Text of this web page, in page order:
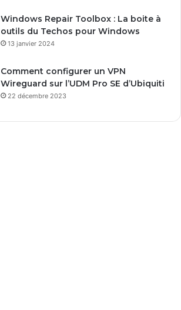
Windows Repair Toolbox : La boite à
outils du Techos pour Windows
13 janvier 2024
Comment configurer un VPN
Wireguard sur l’UDM Pro SE d’Ubiquiti
22 décembre 2023